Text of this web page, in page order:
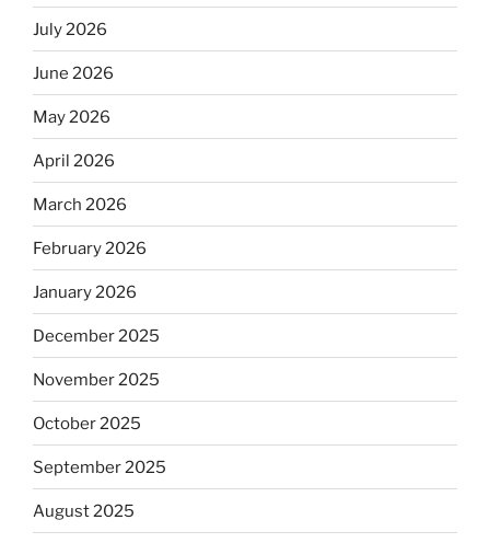
July 2026
June 2026
May 2026
April 2026
March 2026
February 2026
January 2026
December 2025
November 2025
October 2025
September 2025
August 2025